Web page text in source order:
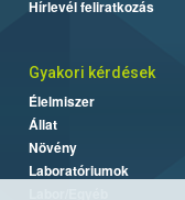
Hírlevél feliratkozás
Gyakori kérdések
Élelmiszer
Állat
Növény
Laboratóriumok